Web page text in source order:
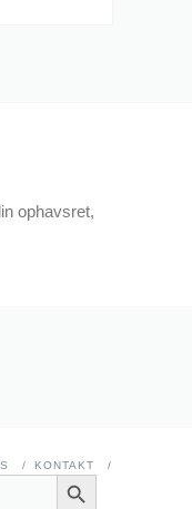
ophavsret,
KONTAKT
SEARCH BUTTON